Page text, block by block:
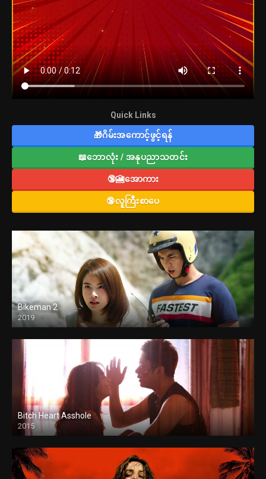
Quick Links
🎁ဂိမ်းအကောင့်ဖွင့်ရန်
📖ဘောလုံး / အနုပညာသတင်း
🔞🎦အောကား
🔞လူကြီးစာပေ
Bikeman 2
2019
Bitch Heart Asshole
2015